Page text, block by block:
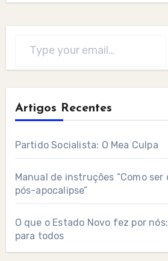
Artigos Recentes
Partido Socialista: O Mea Culpa
Manual de instruções “Como
pós-apocalipse”
O que o Estado Novo fez por
para todos